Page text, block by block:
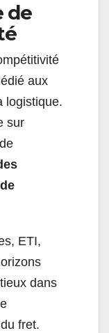
de
aux
logistique.
sur
ETI,
dans
fret.